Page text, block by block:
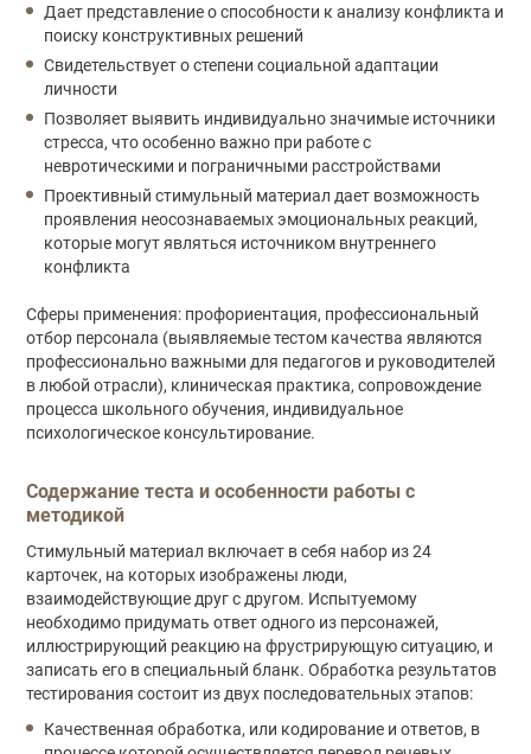
Дает представление о способности к анализу конфликта и
поиску конструктивных решений
Свидетельствует о степени социальной адаптации
личности
Позволяет выявить индивидуально значимые источники
стресса, что особенно важно при работе с
невротическими и пограничными расстройствами
Проективный стимульный материал дает возможность
проявления неосознаваемых эмоциональных реакций,
которые могут являться источником внутреннего
конфликта
Сферы применения: профориентация, профессиональный
отбор персонала (выявляемые тестом качества являются
профессионально важными для педагогов и руководителей
в любой отрасли), клиническая практика, сопровождение
процесса школьного обучения, индивидуальное
психологическое консультирование.
Содержание теста и особенности работы с
методикой
Стимульный материал включает в себя набор из 24
карточек, на которых изображены люди,
взаимодействующие друг с другом. Испытуемому
необходимо придумать ответ одного из персонажей,
иллюстрирующий реакцию на фрустрирующую ситуацию, и
записать его в специальный бланк. Обработка результатов
тестирования состоит из двух последовательных этапов:
Качественная обработка, или кодирование и ответов, в